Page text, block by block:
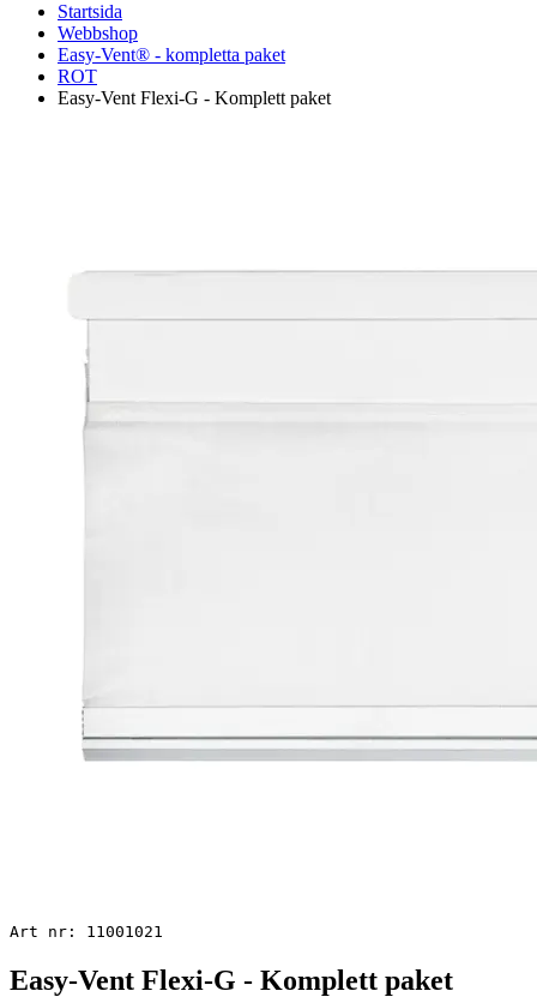
Startsida
Webbshop
Easy-Vent® - kompletta paket
ROT
Easy-Vent Flexi-G - Komplett paket
Art nr: 11001021
Easy-Vent Flexi-G - Komplett paket